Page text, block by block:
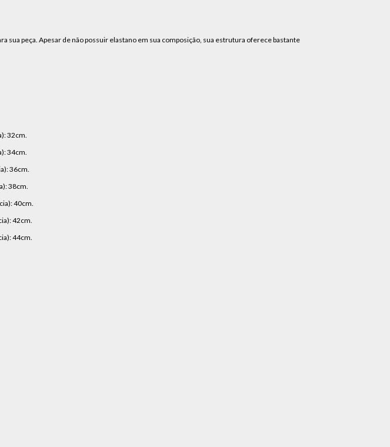
sua peça. Apesar de não possuir elastano em sua composição, sua estrutura oferece bastante
32cm.
34cm.
36cm.
38cm.
40cm.
42cm.
44cm.